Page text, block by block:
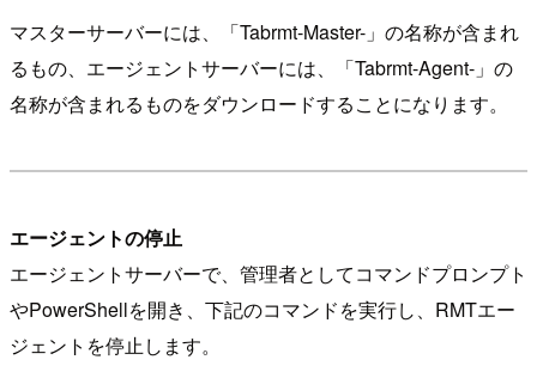
マスターサーバーには、「Tabrmt-Master-」の名称が含まれ
るもの、エージェントサーバーには、「Tabrmt-Agent-」の
名称が含まれるものをダウンロードすることになります。
エージェントの停止
エージェントサーバーで、管理者としてコマンドプロンプト
やPowerShellを開き、下記のコマンドを実行し、RMTエー
ジェントを停止します。